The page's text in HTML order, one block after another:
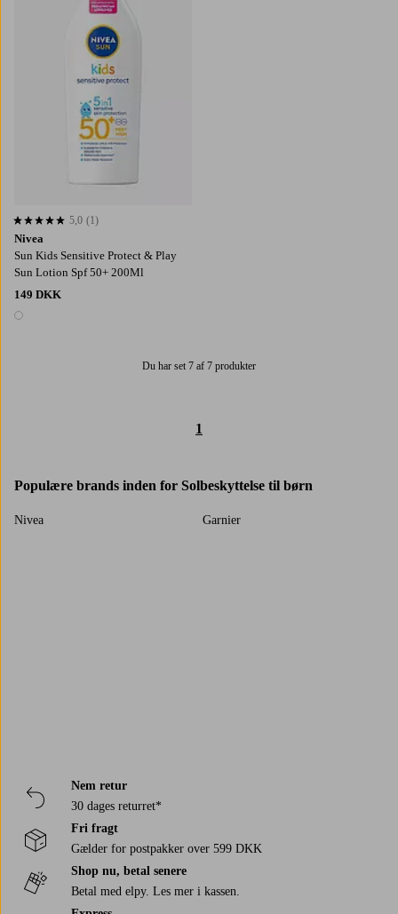
Nivea
Sun Kids Sensitive Protect & Play
Sun Lotion Spf 50+ 200Ml
149 DKK
1 farve
5,0 baseret på 1 bedømmelser
5,0 (1)
Du har set 7 af 7 produkter
1
Populære brands inden for Solbeskyttelse til børn
Nivea Garnier
Nem retur
30 dages returret*
Fri fragt
Gælder for postpakker over 599 DKK
Shop nu, betal senere
Betal med elpy. Les mer i kassen.